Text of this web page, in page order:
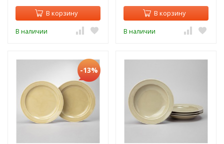
В корзину
В наличии
В корзину
В наличии
-13%